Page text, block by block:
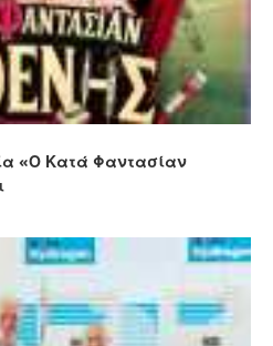
«Ο Κατά Φαντασίαν